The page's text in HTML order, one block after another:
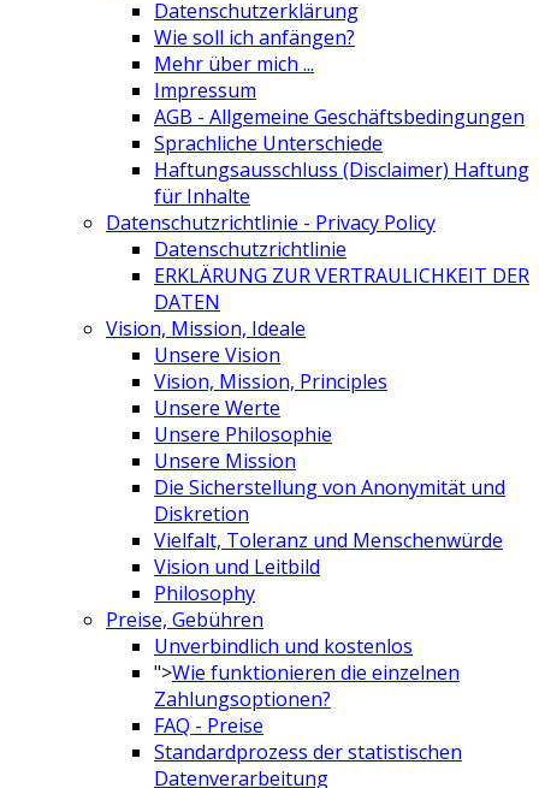
Datenschutzerklärung
Wie soll ich anfängen?
Mehr über mich ...
Impressum
AGB - Allgemeine Geschäftsbedingungen
Sprachliche Unterschiede
Haftungsausschluss (Disclaimer) Haftung
für Inhalte
Datenschutzrichtlinie - Privacy Policy
Datenschutzrichtlinie
ERKLÄRUNG ZUR VERTRAULICHKEIT DER
DATEN
Vision, Mission, Ideale
Unsere Vision
Vision, Mission, Principles
Unsere Werte
Unsere Philosophie
Unsere Mission
Die Sicherstellung von Anonymität und
Diskretion
Vielfalt, Toleranz und Menschenwürde
Vision und Leitbild
Philosophy
Preise, Gebühren
Unverbindlich und kostenlos
">Wie funktionieren die einzelnen
Zahlungsoptionen?
FAQ - Preise
Standardprozess der statistischen
Datenverarbeitung